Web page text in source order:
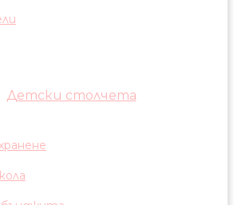
Детски столчета